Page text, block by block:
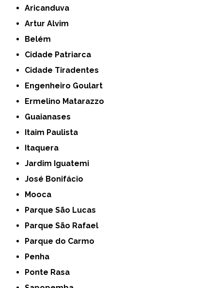
Aricanduva
Artur Alvim
Belém
Cidade Patriarca
Cidade Tiradentes
Engenheiro Goulart
Ermelino Matarazzo
Guaianases
Itaim Paulista
Itaquera
Jardim Iguatemi
José Bonifácio
Mooca
Parque São Lucas
Parque São Rafael
Parque do Carmo
Penha
Ponte Rasa